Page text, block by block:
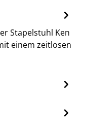
Stapelstuhl Ken
einem zeitlosen